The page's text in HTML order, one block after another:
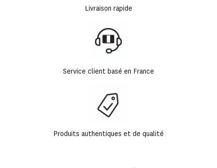
Livraison rapide
Service client basé en France
Produits authentiques et de qualité